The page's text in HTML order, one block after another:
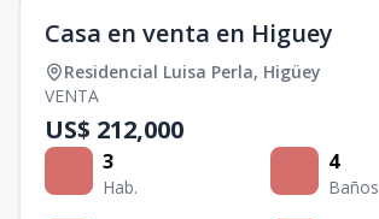
Casa en venta en Higuey
Residencial Luisa Perla, Higüey
VENTA
US$ 212,000
3
Hab.
4
Baños